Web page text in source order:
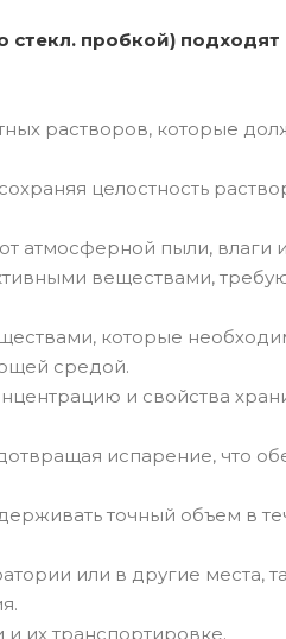
стекл. пробкой)
растворов, которые
целостность
атмосферной пыли, влаги
веществами,
которые
средой.
и свойства
испарение, что
точный объем в
или в другие места,
их транспортировке.